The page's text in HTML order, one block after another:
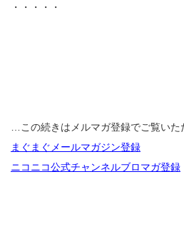
・・・・・
…この続きはメルマガ登録でご覧いた
まぐまぐメールマガジン登録
ニコニコ公式チャンネルブロマガ登録